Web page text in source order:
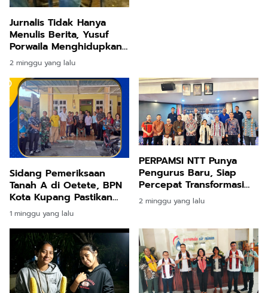
Jurnalis Tidak Hanya
Menulis Berita, Yusuf
Porwaila Menghidupkan
Kembali Pangan Lokal
dari Pinggir Jalan
2 minggu yang lalu
Sidang Pemeriksaan
Tanah A di Oetete, BPN
Kota Kupang Pastikan
Data Pertanahan Akurat
dan Berkekuatan Hukum
1 minggu yang lalu
PERPAMSI NTT Punya
Pengurus Baru, Siap
Percepat Transformasi
Layanan Air Minum di
Nusa Tenggara Timur
2 minggu yang lalu